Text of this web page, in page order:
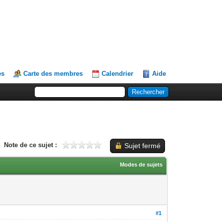
Carte des membres Calendrier Aide
Sujet fermé
Note de ce sujet :
Modes de sujets
#1